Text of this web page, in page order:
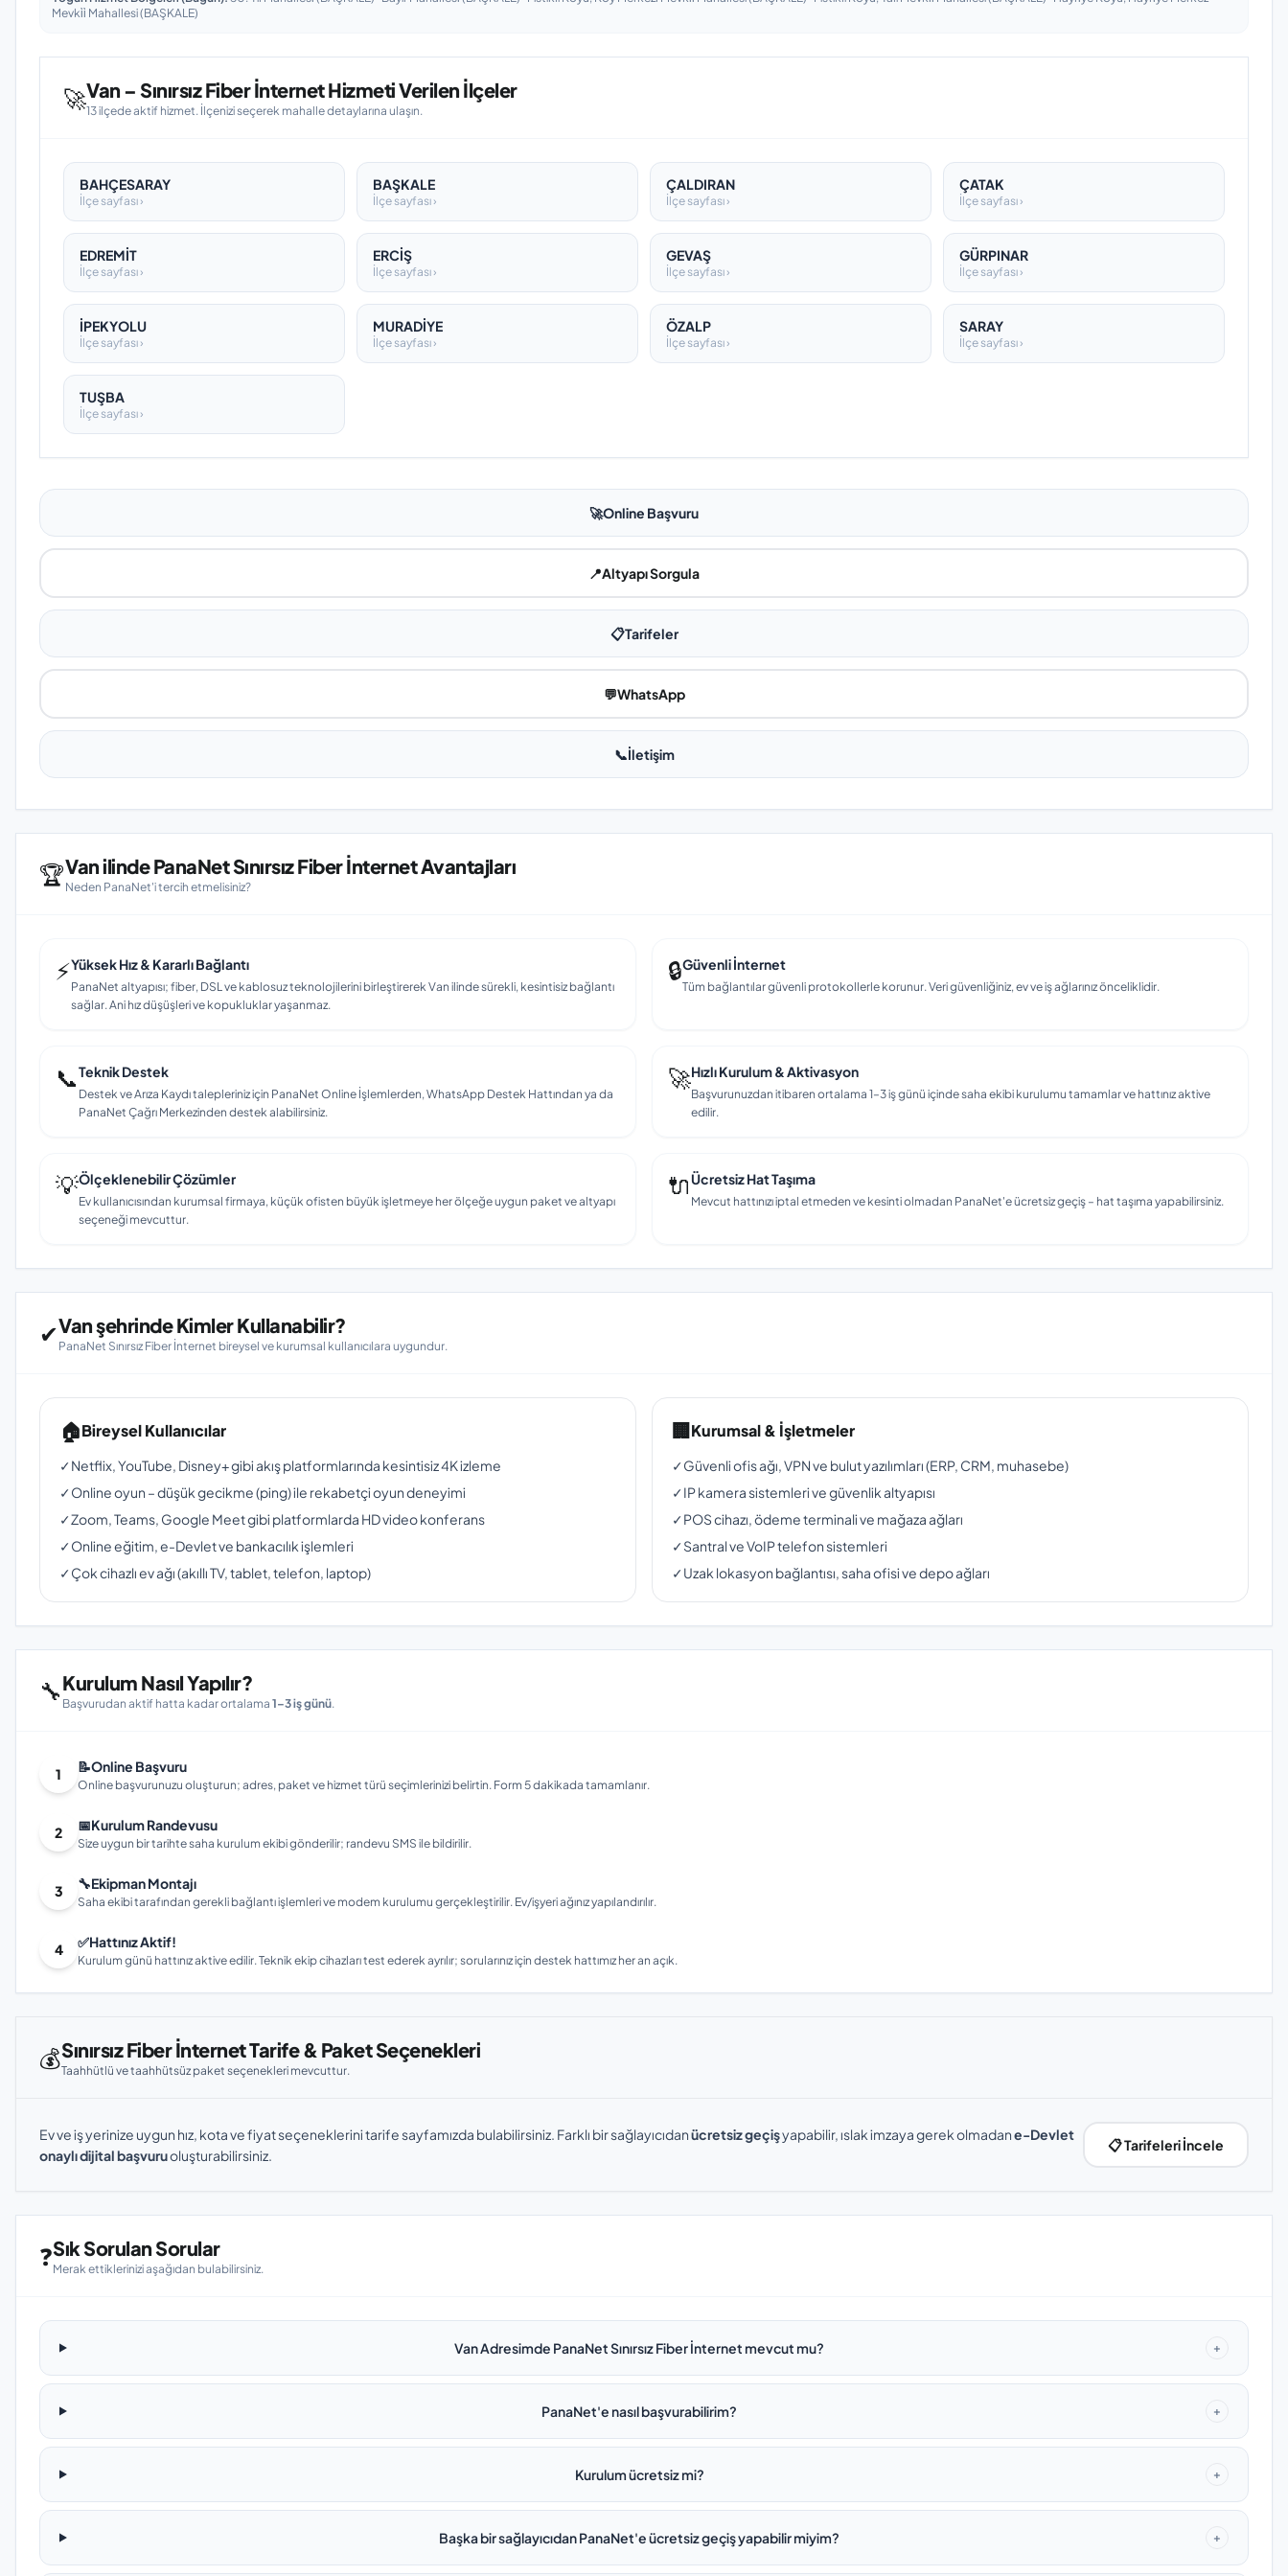
Mevki̇i̇ Mahallesi (BAŞKALE)
🚀Van – Sınırsız Fiber İnternet Hizmeti Verilen İlçeler
13 ilçede aktif hizmet. İlçenizi seçerek mahalle detaylarına ulaşın.
BAHÇESARAY
İlçe sayfası ›
BAŞKALE
İlçe sayfası ›
ÇALDIRAN
İlçe sayfası ›
ÇATAK
İlçe sayfası ›
EDREMİT
İlçe sayfası ›
ERCİŞ
İlçe sayfası ›
GEVAŞ
İlçe sayfası ›
GÜRPINAR
İlçe sayfası ›
İPEKYOLU
İlçe sayfası ›
MURADİYE
İlçe sayfası ›
ÖZALP
İlçe sayfası ›
SARAY
İlçe sayfası ›
TUŞBA
İlçe sayfası ›
🚀Online Başvuru
📍Altyapı Sorgula
📋Tarifeler
💬WhatsApp
📞İletişim
🏆Van ilinde PanaNet Sınırsız Fiber İnternet Avantajları
Neden PanaNet'i tercih etmelisiniz?
⚡Yüksek Hız & Kararlı Bağlantı
PanaNet altyapısı; fiber, DSL ve kablosuz teknolojilerini birleştirerek Van ilinde sürekli, kesintisiz bağlantı
sağlar. Ani hız düşüşleri ve kopukluklar yaşanmaz.
🔒Güvenli İnternet
Tüm bağlantılar güvenli protokollerle korunur. Veri güvenliğiniz, ev ve iş ağlarınız önceliklidir.
📞Teknik Destek
Destek ve Arıza Kaydı talepleriniz için PanaNet Online İşlemlerden, WhatsApp Destek Hattından ya da
PanaNet Çağrı Merkezinden destek alabilirsiniz.
🚀Hızlı Kurulum & Aktivasyon
Başvurunuzdan itibaren ortalama 1–3 iş günü içinde saha ekibi kurulumu tamamlar ve hattınız aktive
edilir.
💡Ölçeklenebilir Çözümler
Ev kullanıcısından kurumsal firmaya, küçük ofisten büyük işletmeye her ölçeğe uygun paket ve altyapı
seçeneği mevcuttur.
🔌Ücretsiz Hat Taşıma
Mevcut hattınızı iptal etmeden ve kesinti olmadan PanaNet'e ücretsiz geçiş – hat taşıma yapabilirsiniz.
✔Van şehrinde Kimler Kullanabilir?
PanaNet Sınırsız Fiber İnternet bireysel ve kurumsal kullanıcılara uygundur.
🏠Bireysel Kullanıcılar
✓Netflix, YouTube, Disney+ gibi akış platformlarında kesintisiz 4K izleme
✓Online oyun – düşük gecikme (ping) ile rekabetçi oyun deneyimi
✓Zoom, Teams, Google Meet gibi platformlarda HD video konferans
✓Online eğitim, e-Devlet ve bankacılık işlemleri
✓Çok cihazlı ev ağı (akıllı TV, tablet, telefon, laptop)
🏢Kurumsal & İşletmeler
✓Güvenli ofis ağı, VPN ve bulut yazılımları (ERP, CRM, muhasebe)
✓IP kamera sistemleri ve güvenlik altyapısı
✓POS cihazı, ödeme terminali ve mağaza ağları
✓Santral ve VoIP telefon sistemleri
✓Uzak lokasyon bağlantısı, saha ofisi ve depo ağları
🔧Kurulum Nasıl Yapılır?
Başvurudan aktif hatta kadar ortalama 1–3 iş günü.
1 📝Online Başvuru
Online başvurunuzu oluşturun; adres, paket ve hizmet türü seçimlerinizi belirtin. Form 5 dakikada tamamlanır.
2 📅Kurulum Randevusu
Size uygun bir tarihte saha kurulum ekibi gönderilir; randevu SMS ile bildirilir.
3 🔧Ekipman Montajı
Saha ekibi tarafından gerekli bağlantı işlemleri ve modem kurulumu gerçekleştirilir. Ev/işyeri ağınız yapılandırılır.
4 ✅Hattınız Aktif!
Kurulum günü hattınız aktive edilir. Teknik ekip cihazları test ederek ayrılır; sorularınız için destek hattımız her an açık.
💰Sınırsız Fiber İnternet Tarife & Paket Seçenekleri
Taahhütlü ve taahhütsüz paket seçenekleri mevcuttur.
Ev ve iş yerinize uygun hız, kota ve fiyat seçeneklerini tarife sayfamızda bulabilirsiniz. Farklı bir sağlayıcıdanücretsiz geçişyapabilir, ıslak imzaya gerek olmadane-Devlet
onaylı dijital başvuruoluşturabilirsiniz.
📋 Tarifeleri İncele
❓Sık Sorulan Sorular
Merak ettiklerinizi aşağıdan bulabilirsiniz.
Van Adresimde PanaNet Sınırsız Fiber İnternet mevcut mu? +
PanaNet'e nasıl başvurabilirim? +
Kurulum ücretsiz mi? +
Başka bir sağlayıcıdan PanaNet'e ücretsiz geçiş yapabilir miyim? +